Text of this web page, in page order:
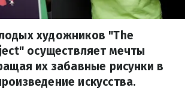
художников "The
осуществляет мечты
их забавные рисунки в
искусства.